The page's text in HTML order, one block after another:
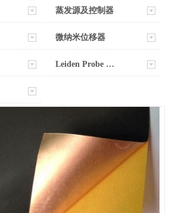
蒸发源及控制器
微纳米位移器
Leiden Probe Microscopy